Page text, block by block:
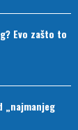
Evo zašto to
„najmanjeg